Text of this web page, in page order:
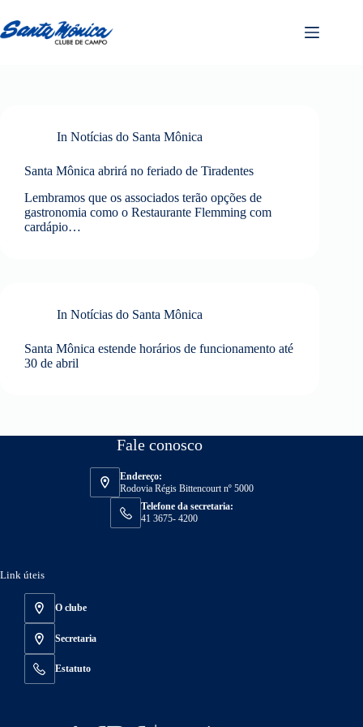
In Notícias do Santa Mônica
Santa Mônica abrirá no feriado de Tiradentes
Lembramos que os associados terão opções de
gastronomia como o Restaurante Flemming com
cardápio…
In Notícias do Santa Mônica
Santa Mônica estende horários de funcionamento até
30 de abril
Fale conosco
Endereço:
Rodovia Régis Bittencourt nº 5000
Telefone da secretaria:
41 3675- 4200
Link úteis
O clube
Secretaria
Estatuto